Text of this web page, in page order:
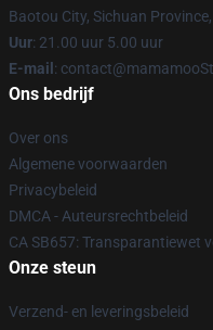
Baotou City, Sichuan Province,
Uur: 21.00 uur 5.00 uur
E-mail :
Ons bedrijf
Over ons
Algemene voorwaarden
Privacybeleid
DMCA - Auteursrechtbeleid
CA SB657: Transparantiewet
Onze steun
Verzend- en leveringsbeleid